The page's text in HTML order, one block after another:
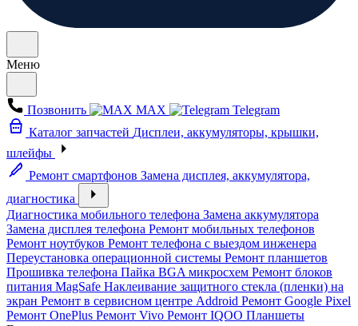
Меню
Позвонить MAX
Telegram
Каталог запчастей Дисплеи, аккумуляторы, крышки,
шлейфы
Ремонт смартфонов Замена дисплея, аккумулятора,
диагностика
Диагностика мобильного телефона Замена аккумулятора
Замена дисплея телефона Ремонт мобильных телефонов
Ремонт ноутбуков Ремонт телефона с выездом инженера
Переустановка операционной системы Ремонт планшетов
Прошивка телефона Пайка BGA микросхем Ремонт блоков
питания MagSafe Наклеивание защитного стекла (пленки) на
экран Ремонт в сервисном центре Addroid Ремонт Google Pixel
Ремонт OnePlus Ремонт Vivo Ремонт IQOO Планшеты